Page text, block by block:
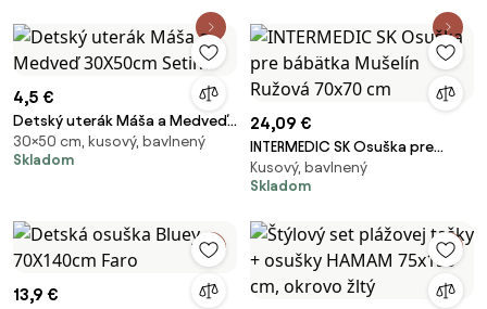
4,5 €
Detský uterák Máša a Medveď
30X50cm Setino
30×50 cm, kusový, bavlnený
Skladom
24,09 €
INTERMEDIC SK Osuška pre
bábätka Mušelín Ružová 70x70
cm
Kusový, bavlnený
Skladom
13,9 €